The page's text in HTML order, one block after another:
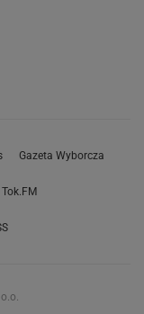
Gazeta Wyborcza
Tok.FM